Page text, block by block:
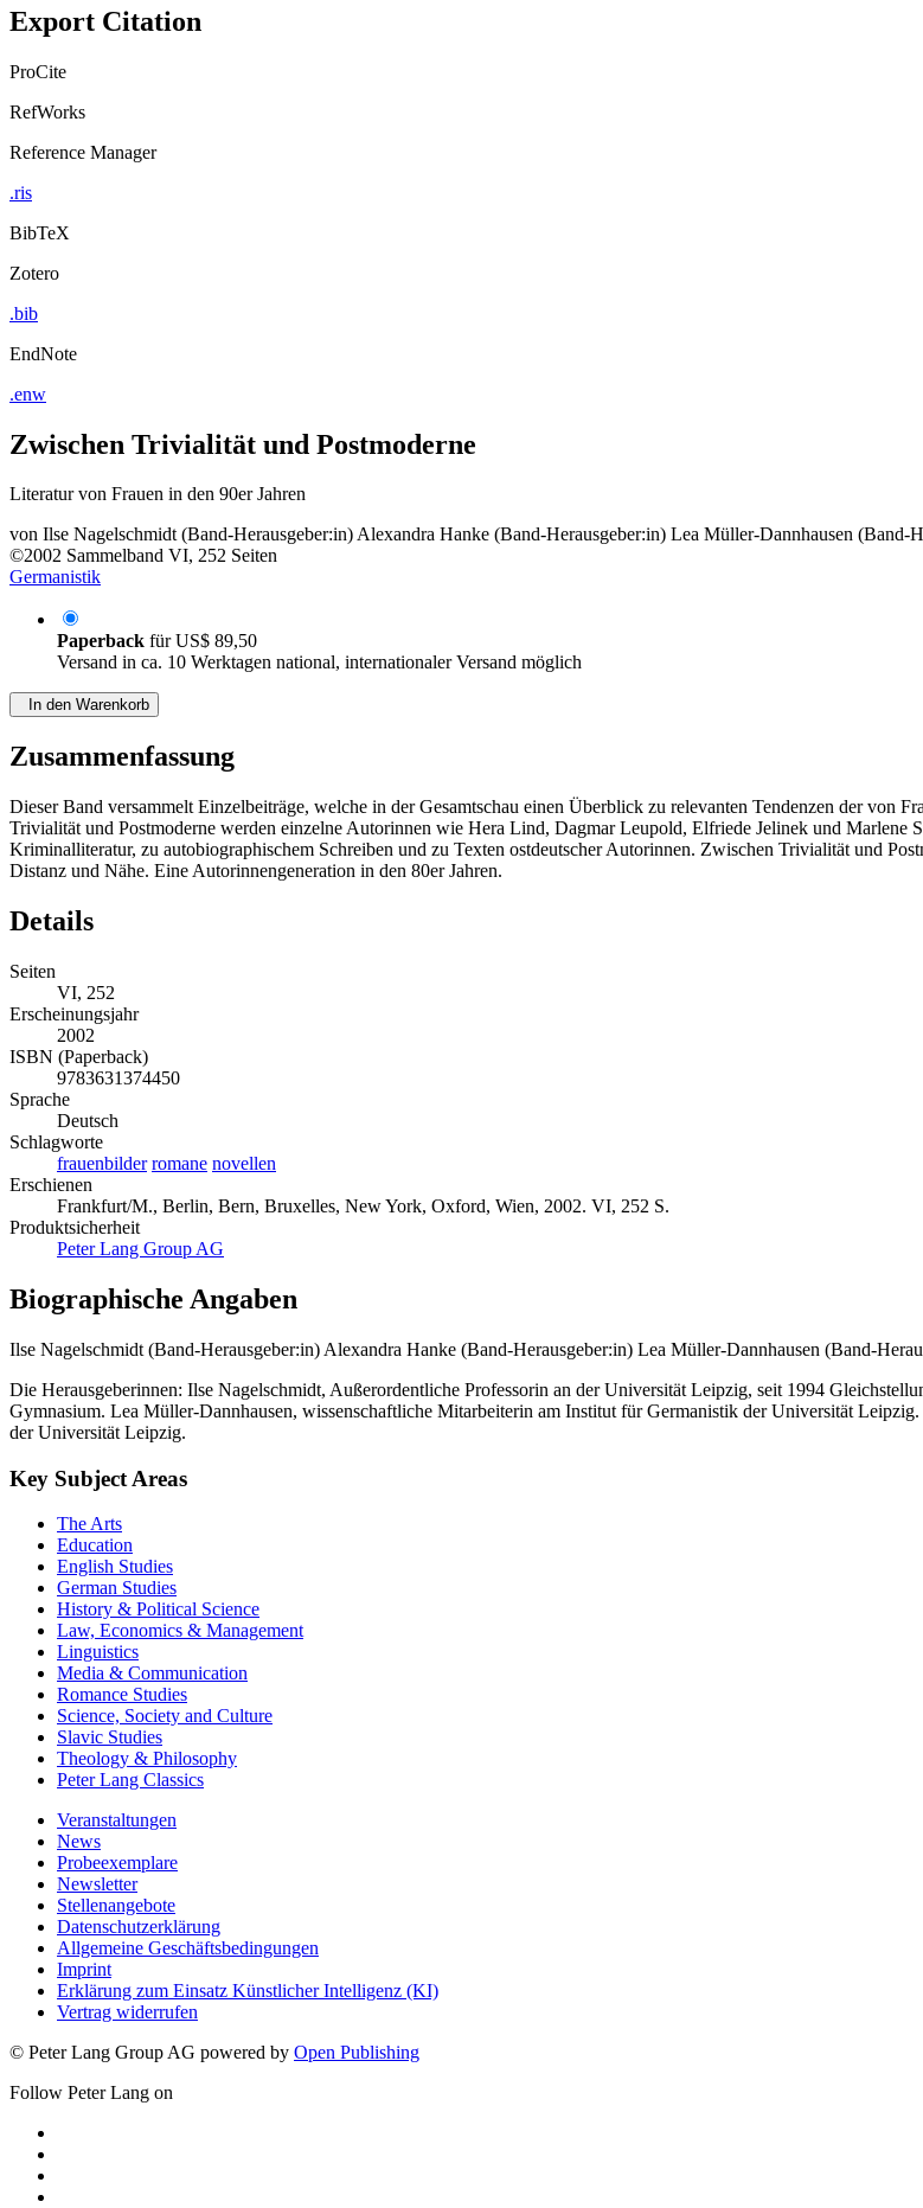
Export Citation
ProCite
RefWorks
Reference Manager
.ris
BibTeX
Zotero
.bib
EndNote
.enw
Zwischen Trivialität und Postmoderne
Literatur von Frauen in den 90er Jahren
von Ilse Nagelschmidt (Band-Herausgeber:in)Alexandra Hanke (Band-Herausgeber:in) Lea Müller-Dannhausen (Band-
©2002 Sammelband VI, 252 Seiten
Germanistik
Paperback fürUS$ 89,50
Versand in ca. 10 Werktagen national, internationaler Versand möglich
In den Warenkorb
Zusammenfassung
Dieser Band versammelt Einzelbeiträge, welche in der Gesamtschau einen Überblick zu relevanten Tendenzen der von
Trivialität und Postmoderne werden einzelne Autorinnen wie Hera Lind, Dagmar Leupold, Elfriede Jelinek und Marlene
Kriminalliteratur, zu autobiographischem Schreiben und zu Texten ostdeutscher Autorinnen. Zwischen Trivialität und
Distanz und Nähe. Eine Autorinnengeneration in den 80er Jahren.
Details
Seiten
VI, 252
Erscheinungsjahr
2002
ISBN (Paperback)
9783631374450
Sprache
Deutsch
Schlagworte
frauenbilder romane novellen
Erschienen
Frankfurt/M., Berlin, Bern, Bruxelles, New York, Oxford, Wien, 2002. VI, 252 S.
Produktsicherheit
Peter Lang Group AG
Biographische Angaben
Ilse Nagelschmidt (Band-Herausgeber:in) Alexandra Hanke (Band-Herausgeber:in) Lea Müller-Dannhausen (Band-
Die Herausgeberinnen: Ilse Nagelschmidt, Außerordentliche Professorin an der Universität Leipzig, seit 1994
Gymnasium. Lea Müller-Dannhausen, wissenschaftliche Mitarbeiterin am Institut für Germanistik der Universität
der Universität Leipzig.
Key Subject Areas
The Arts
Education
English Studies
German Studies
History & Political Science
Law, Economics & Management
Linguistics
Media & Communication
Romance Studies
Science, Society and Culture
Slavic Studies
Theology & Philosophy
Peter Lang Classics
Veranstaltungen
News
Probeexemplare
Newsletter
Stellenangebote
Datenschutzerklärung
Allgemeine Geschäftsbedingungen
Imprint
Erklärung zum Einsatz Künstlicher Intelligenz (KI)
Vertrag widerrufen
© Peter Lang Group AG powered by Open Publishing
Follow Peter Lang on